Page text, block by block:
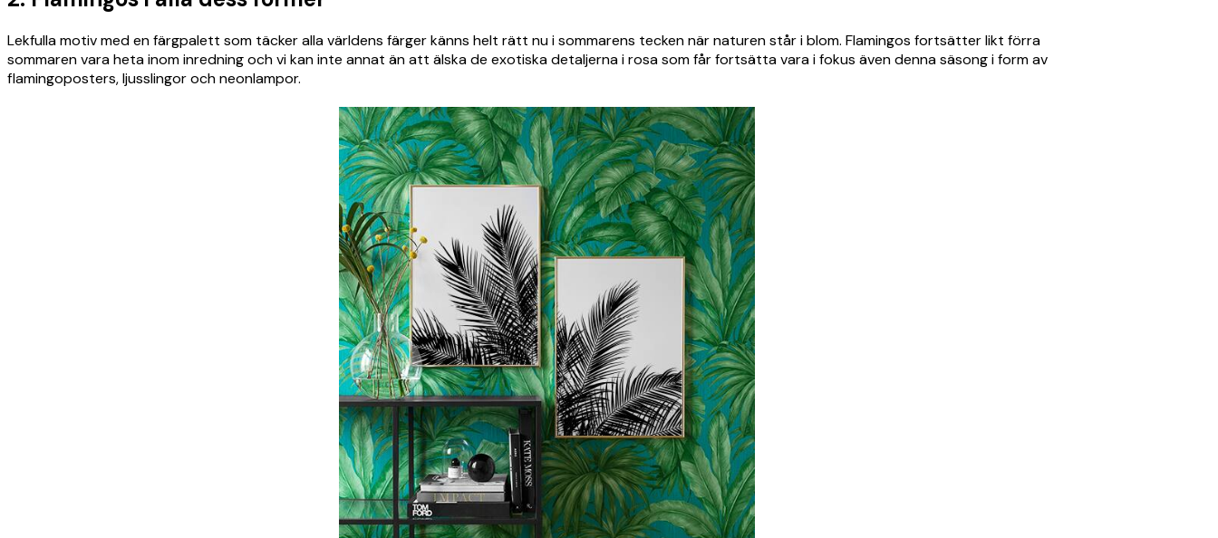
Lekfulla motiv med en färgpalett som täcker alla världens färger känns helt rätt nu i sommarens tecken när naturen står i blom. Flamingos fortsätter likt förra
sommaren vara heta inom inredning och vi kan inte annat än att älska de exotiska detaljerna i rosa som får fortsätta vara i fokus även denna säsong i form av
flamingoposters, ljusslingor och neonlampor.
Sekretesspolicy